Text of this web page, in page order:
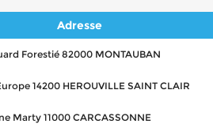
Adresse
Forestié 82000 MONTAUBAN
14200 HEROUVILLE SAINT CLAIR
Marty 11000 CARCASSONNE